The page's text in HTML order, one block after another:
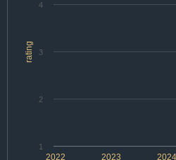
rating
2022 2024
2023
1
2
3
4